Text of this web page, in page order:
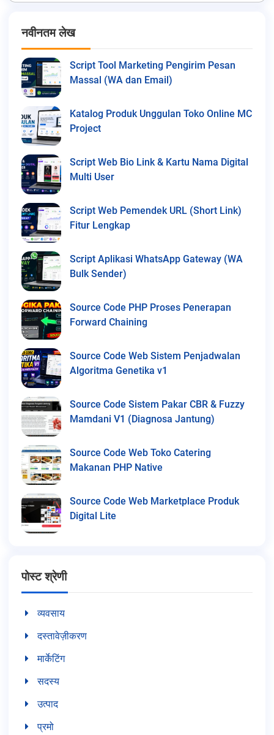
नवीनतम लेख
Script Tool Marketing Pengirim Pesan
Massal (WA dan Email)
Katalog Produk Unggulan Toko Online MC
Project
Script Web Bio Link & Kartu Nama Digital
Multi User
Script Web Pemendek URL (Short Link)
Fitur Lengkap
Script Aplikasi WhatsApp Gateway (WA
Bulk Sender)
Source Code PHP Proses Penerapan
Forward Chaining
Source Code Web Sistem Penjadwalan
Algoritma Genetika v1
Source Code Sistem Pakar CBR & Fuzzy
Mamdani V1 (Diagnosa Jantung)
Source Code Web Toko Catering
Makanan PHP Native
Source Code Web Marketplace Produk
Digital Lite
पोस्ट श्रेणी
व्यवसाय
दस्तावेज़ीकरण
मार्केटिंग
सदस्य
उत्पाद
प्रमो